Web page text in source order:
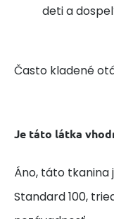
deti a
Často kladené
Je táto látka
Áno, táto tkanina
Standard 100,